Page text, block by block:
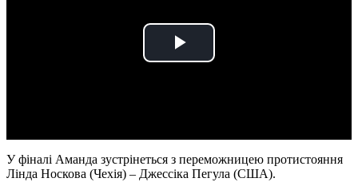
Play
У фіналі Аманда зустрінеться з переможницею протистояння
Лінда Носкова (Чехія) – Джессіка Пегула (США).